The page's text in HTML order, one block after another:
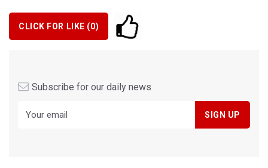
CLICK FOR LIKE (0)
Subscribe for our daily news